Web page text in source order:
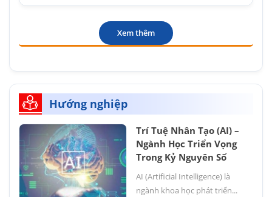
Xem thêm
Hướng nghiệp
Trí Tuệ Nhân Tạo (AI) –
Ngành Học Triển Vọng
Trong Kỷ Nguyên Số
AI (Artificial Intelligence) là
ngành khoa học phát triển...